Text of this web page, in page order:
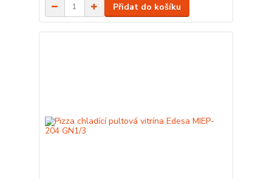
Přidat do košíku